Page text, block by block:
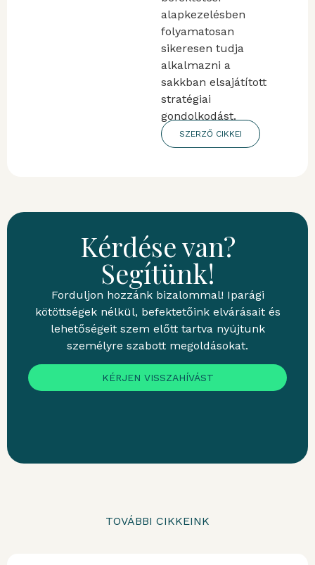
alapkezelésben
folyamatosan
sikeresen tudja
alkalmazni a
sakkban elsajátított
stratégiai
gondolkodást.
SZERZŐ CIKKEI
Kérdése van?
Segítünk!
Forduljon hozzánk bizalommal! Iparági
kötöttségek nélkül, befektetőink elvárásait és
lehetőségeit szem előtt tartva nyújtunk
személyre szabott megoldásokat.
KÉRJEN VISSZAHÍVÁST
TOVÁBBI CIKKEINK